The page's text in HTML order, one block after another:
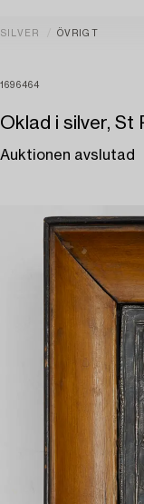
SILVER ÖVRIGT
1696464
Oklad i silver, St
Auktionen avslutad